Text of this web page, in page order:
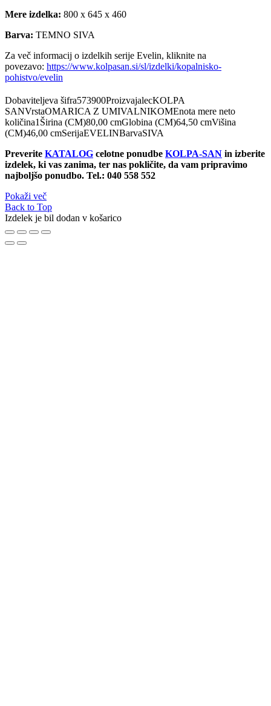
Mere izdelka: 800 x 645 x 460
Barva: TEMNO SIVA
Za več informacij o izdelkih serije Evelin, kliknite na
povezavo: https://www.kolpasan.si/sl/izdelki/kopalnisko-
pohistvo/evelin
Dobaviteljeva šifra573900ProizvajalecKOLPA
SANVrstaOMARICA Z UMIVALNIKOMEnota mere neto
količina1Širina (CM)80,00 cmGlobina (CM)64,50 cmVišina
(CM)46,00 cmSerijaEVELINBarvaSIVA
Preverite KATALOG celotne ponudbe KOLPA-SAN in izberite
izdelek, ki vas zanima, ter nas pokličite, da vam pripravimo
najboljšo ponudbo. Tel.: 040 558 552
Pokaži več
Back to Top
Izdelek je bil dodan v košarico